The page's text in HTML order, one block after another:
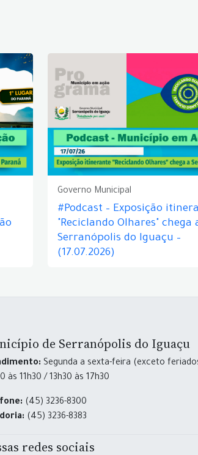
Governo Municipal
#Podcast – Exposição
"Reciclando Olhares" chega
Serranópolis do Iguaçu –
(17.07.2026)
de Serranópolis do Iguaçu
Segunda a sexta-feira (exceto
às 11h30 / 13h30 às 17h30
(45) 3236-8300
(45) 3236-8383
redes sociais